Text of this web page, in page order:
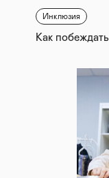
Инклюзия
Как